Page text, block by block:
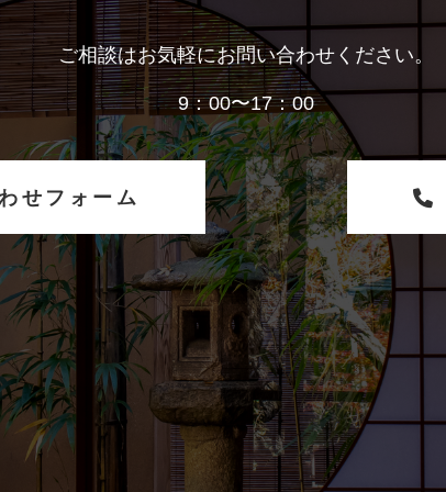
ご相談はお気軽にお問い合わせください。
9：00〜17：00
せフォーム